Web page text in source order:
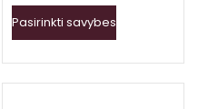
Pasirinkti savybes